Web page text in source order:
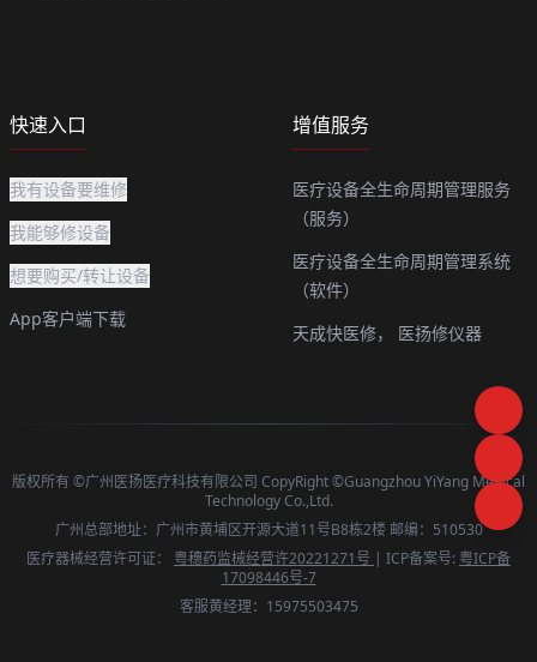
快速入口
我有设备要维修
我能够修设备
想要购买/转让设备
App客户端下载
增值服务
医疗设备全生命周期管理服务
（服务）
医疗设备全生命周期管理系统
（软件）
天成快医修，
医扬修仪器
版权所有 ©广州医扬医疗科技有限公司 CopyRight ©Guangzhou YiYang Medical
Technology Co.,Ltd.
广州总部地址：广州市黄埔区开源大道11号B8栋2楼 邮编：510530
医疗器械经营许可证： 粤穗药监械经营许20221271号 | ICP备案号: 粤ICP备
17098446号-7
客服黄经理：15975503475